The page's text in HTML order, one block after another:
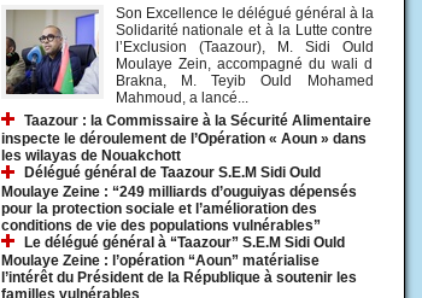
Son Excellence le délégué général à la
Solidarité nationale et à la Lutte contre
l’Exclusion (Taazour), M. Sidi Ould
Moulaye Zein, accompagné du wali d
Brakna, M. Teyib Ould Mohamed
Mahmoud, a lancé...
Taazour : la Commissaire à la Sécurité Alimentaire
inspecte le déroulement de l’Opération « Aoun » dans
les wilayas de Nouakchott
Délégué général de Taazour S.E.M Sidi Ould
Moulaye Zeine : “249 milliards d’ouguiyas dépensés
pour la protection sociale et l’amélioration des
conditions de vie des populations vulnérables”
Le délégué général à “Taazour” S.E.M Sidi Ould
Moulaye Zeine : l’opération “Aoun” matérialise
l’intérêt du Président de la République à soutenir les
familles vulnérables